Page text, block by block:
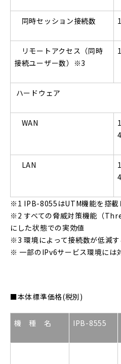
同時セッション接続数
リモートアクセス（同時
接続ユーザー数）
※3
ハードウェア
WAN
LAN
※1 IPB-8055はUTM機能を搭載
※2 すべての脅威対策機能（
にした状態での実効値
※3 環境によって接続数が低減す
※ 一部のIPv6サービス環境には
■本体標準価格(税別)
機 種 名 IPB-8555